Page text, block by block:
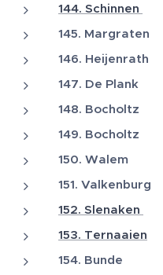
144. Schinnen
145. Margraten
146. Heijenrath
147. De Plank
148. Bocholtz
149. Bocholtz
150. Walem
151. Valkenburg
152. Slenaken
153. Ternaaien
154. Bunde